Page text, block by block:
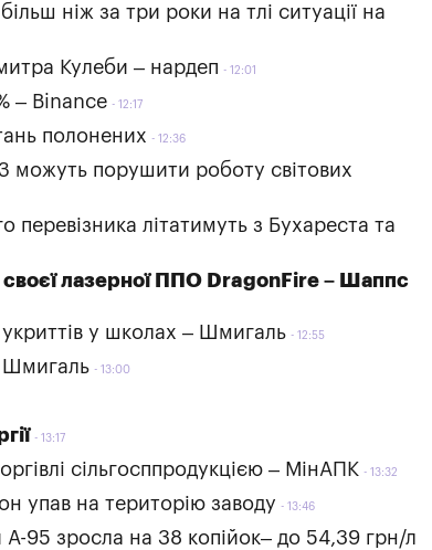
ніж за три роки на тлі ситуації на
Кулеби – нардеп 12:01
– Binance 12:17
полонених 12:36
можуть порушити роботу світових
літатимуть з Бухареста та
своєї лазерної ППО DragonFire – Шаппс
укриттів у школах – Шмигаль 12:55
Шмигаль 13:00
13:17
сільгосппродукцією – МінАПК 13:32
упав на територію заводу 13:46
А-95 зросла на 38 копійок– до 54,39 грн/л